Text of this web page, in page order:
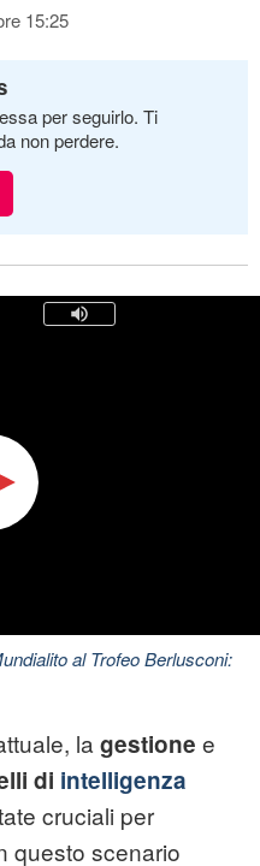
15:25
per seguirlo. Ti
non perdere.
al Trofeo Berlusconi:
la gestione e
di intelligenza
cruciali per
questo scenario